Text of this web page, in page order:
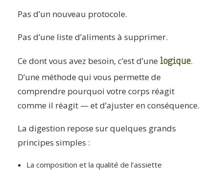
Pas d’un nouveau protocole.
Pas d’une liste d’aliments à supprimer.
Ce dont vous avez besoin, c’est d’une logique.
D’une méthode qui vous permette de
comprendre pourquoi votre corps réagit
comme il réagit — et d’ajuster en conséquence.
La digestion repose sur quelques grands
principes simples :
La composition et la qualité de l’assiette